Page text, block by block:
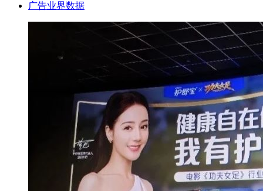
广告业界数据